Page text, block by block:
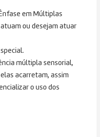
em Múltiplas
ou desejam atuar
múltipla sensorial,
acarretam, assim
o uso dos